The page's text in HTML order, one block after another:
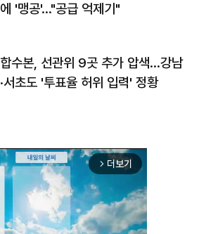
에 '맹공'…"공급 억제기"
합수본, 선관위 9곳 추가 압색…강남
·서초도 '투표율 허위 입력' 정황
arrow_forward_ios 더보기